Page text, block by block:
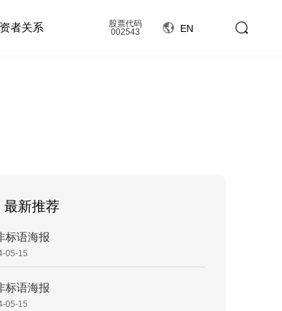
者关系
股票代码
002543
EN
最新推荐
标语海报
05-15
标语海报
05-15